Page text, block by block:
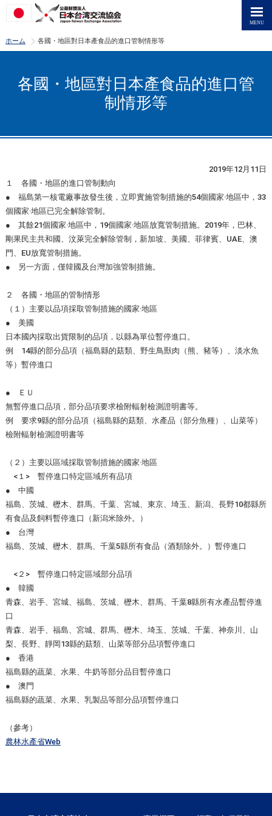
ホーム >
各國・地區對日本產食品的進口管制情形等
各國・地區對日本產食品的進口管
制情形等
2019年12月11日
１ 各國・地區的進口管制動向
● 福島第一核電廠事故發生後，立即實施管制措施的54個國家‧地區中，33
個國家‧地區已完全解除管制。
● 其餘21個國家‧地區中，19個國家‧地區放寬管制措施。2019年，巴林、
剛果民主共和國、汶萊完全解除管制，新加坡、美國、菲律賓、UAE、澳
門、EU放寬管制措施。
● 另一方面，僅韓國及台灣加強管制措施。
２ 各國・地區的管制情形
（１）主要以品項採取管制措施的國家‧地區
● 美國
日本國內採取出貨限制的品項，以縣為單位暫停進口。
例 14縣的部分品項（福島縣的菇類、野生鳥獸肉（熊、豬等）、淡水魚
等）暫停進口
● ＥＵ
無暫停進口品項，部分品項要求檢附輻射檢測證明書等。
例 要求9縣的部分品項（福島縣的菇類、水產品（部分魚種）、山菜等）
檢附輻射檢測證明書等
（２）主要以區域採取管制措施的國家‧地區
<１> 暫停進口特定區域所有品項
● 中國
福島、茨城、櫪木、群馬、千葉、宮城、東京、埼玉、新潟、長野10都縣所
有食品及飼料暫停進口（新潟米除外。）
● 台灣
福島、茨城、櫪木、群馬、千葉5縣所有食品（酒類除外。）暫停進口
<２> 暫停進口特定區域部分品項
● 韓國
青森、岩手、宮城、福島、茨城、櫪木、群馬、千葉8縣所有水產品暫停進
口
青森、岩手、福島、宮城、群馬、櫪木、埼玉、茨城、千葉、神奈川、山
梨、長野、靜岡13縣的菇類、山菜等部分品項暫停進口
● 香港
福島縣的蔬菜、水果、牛奶等部分品目暫停進口
● 澳門
福島縣的蔬菜、水果、乳製品等部分品項暫停進口
（參考）
農林水產省Web